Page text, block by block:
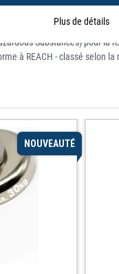
Substances) pour
à REACH - classé selon
NOUVEAUTÉ
Plus de détails